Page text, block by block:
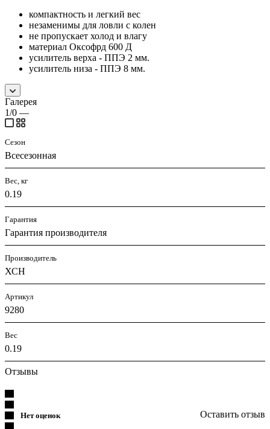
компактность и легкий вес
незаменимы для ловли с колен
не пропускает холод и влагу
материал Оксофрд 600 Д
усилитель верха - ППЭ 2 мм.
усилитель низа - ППЭ 8 мм.
Галерея
1/0 —
Сезон
Всесезонная
Вес, кг
0.19
Гарантия
Гарантия производителя
Производитель
ХСН
Артикул
9280
Вес
0.19
Отзывы
Нет оценок Оставить отзыв